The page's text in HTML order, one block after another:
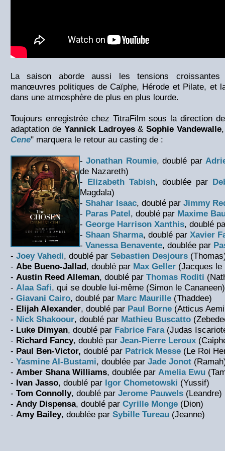
La saison aborde aussi les tensions
manœuvres politiques de Caïphe, Hérode et Pilate, et
dans une atmosphère de plus en plus lourde.
Toujours enregistrée chez TitraFilm sous la direction
adaptation de Yannick Ladroyes&Sophie Vandewalle
Cene" marquera le retour au casting de :
-Jonathan Roumie, doublé par
de Nazareth)
- Elizabeth Tabish, doublée par
Magdala)
- Shahar Isaac, doublé par Jimmy
- Paras Patel, doublé par Maxime
- George Harrison Xanthis, doublé
- Shaan Sharma, doublé par Xavier
- Vanessa Benavente, doublée par
- Joey Vahedi, doublé par Sebastien Desjours
- Abe Bueno-Jallad, doublé par Max Geller (Jacques le
- Austin Reed Alleman, doublé par Thomas Roditi
- Alaa Safi, qui se double lui-même (Simon le Cananeen)
- Giavani Cairo, doublé par Marc Maurille (Thaddee)
- Elijah Alexander, doublé par Paul Borne (Atticus
- Nick Shakoour, doublé par Mathieu Buscatto
- Luke Dimyan, doublé par Fabrice Fara(Judas
- Richard Fancy, doublé par Jean-Pierre Leroux
- Paul Ben-Victor, doublé par Patrick Messe (Le Roi
- Yasmine Al-Bustami, doublée par Jade Jonot
- Amber Shana Williams, doublée par Amelia Ewu
- Ivan Jasso, doublé par Igor Chometowski (Yussif)
- Tom Connolly, doublé par Jerome Pauwels (Leandre)
- Andy Dispensa, doublé par Cyrille Monge (Dion)
- Amy Bailey, doublée par Sybille Tureau (Jeanne)